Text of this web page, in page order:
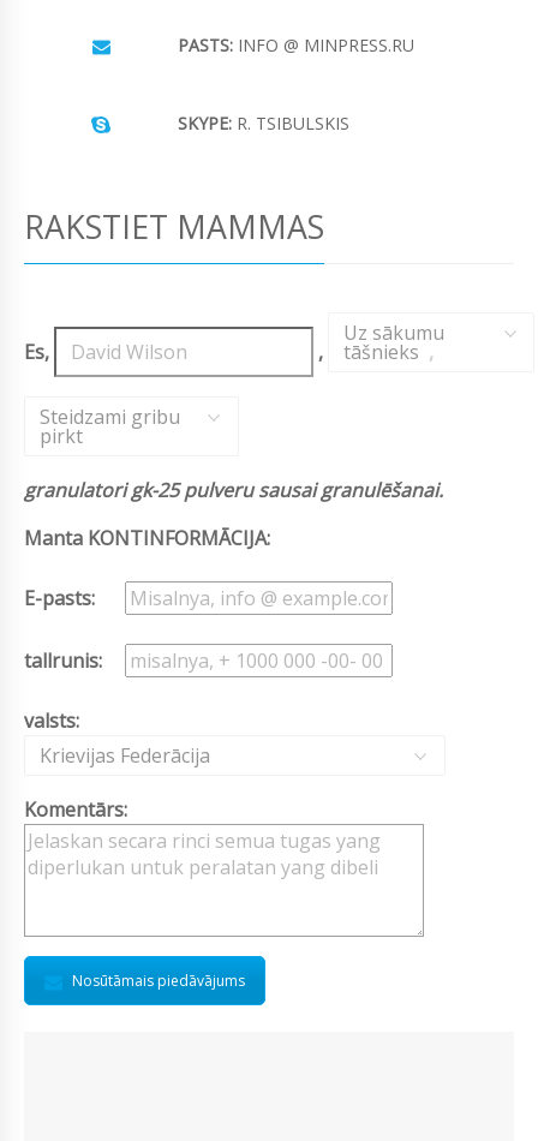
PASTS: INFO @ MINPRESS.RU
SKYPE: R. TSIBULSKIS
RAKSTIET MAMMAS
Es, ,
Uz sākumu
tāšnieks ,
Steidzami gribu
pirkt
granulatori gk-25 pulveru sausai granulēšanai.
Manta KONTINFORMĀCIJA:
E-pasts:
tallrunis:
valsts:
Krievijas Federācija
Komentārs:
Nosūtāmais piedāvājums